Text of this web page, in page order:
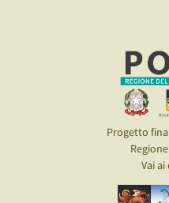
Progetto
Vai